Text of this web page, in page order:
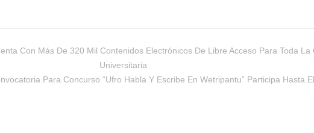
Con Más De 320 Mil Contenidos Electrónicos De Libre Acceso Para Toda La
Universitaria
Para Concurso “Ufro Habla Y Escribe En Wetripantu” Participa Hasta